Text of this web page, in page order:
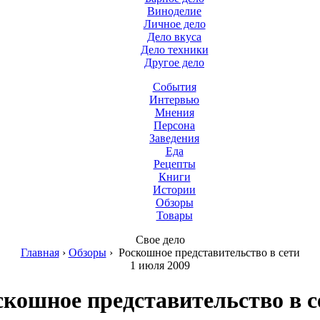
Виноделие
Личное дело
Дело вкуса
Дело техники
Другое дело
События
Интервью
Мнения
Персона
Заведения
Еда
Рецепты
Книги
Истории
Обзоры
Товары
Свое дело
Главная› Обзоры› Роскошное представительство в сети
1 июля 2009
представительство в